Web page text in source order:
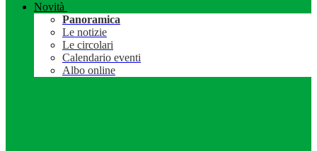
Novità
Panoramica
Le notizie
Le circolari
Calendario eventi
Albo online